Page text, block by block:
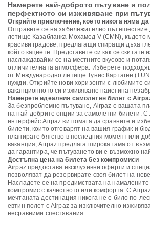
Намерете най-доброто пътуване и
перфектното си изживяване при
Открийте приключение, което никога няма да
Отправете се на забележително
летище Казабланка Мохамед V (CMN), където
красиви градове, предлагащи спиращи дъха
който кацнете. Представете си как се скитате
наслаждавайки се на местните вкусове и
отличителната атмосфера. Изберете
от Международно летище Тунис Картаген
нужди. Открийте нови хоризонти с любимите
ваканционното си изживяване наистина
Намерете идеалния самолетен билет с
За безпроблемно пътуване, Airpaz е вашата
на най-добрите опции за самолетни билети. С
интерфейс Airpaz ви помага да сравните и
билети, които отговарят на вашия график и
планирате бягство в последния момент или
ваканция, Airpaz предлага широка гама от
да гарантира, че пътуването ви е възможно
Достъпна цена на билета без компромиси
Airpaz предоставя ексклузивни оферти и
позволяват да резервирате своя билет на
Насладете се на предимствата на
компромис с качеството или комфорта. С
мечтаната дестинация никога не е било по-
евтин полет с Airpaz за изключително
несравними спестявания.